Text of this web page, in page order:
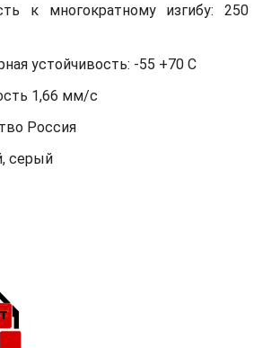
к многократному изгибу: 250
устойчивость: -55 +70 С
1,66 мм/с
Россия
серый